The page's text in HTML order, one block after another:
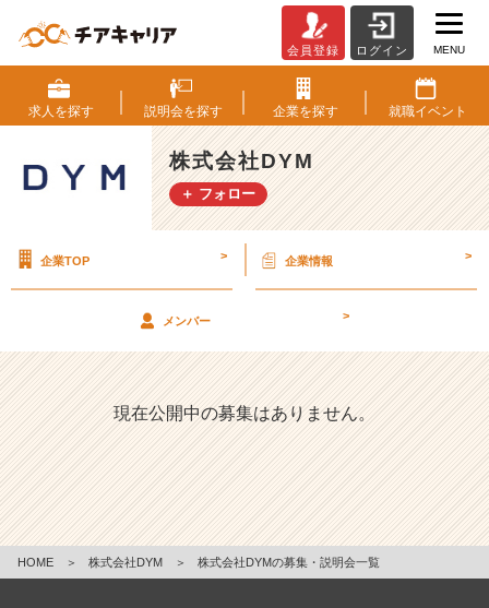
式
会
社
D
Y
M
求
覧
初
任
世
会員登録 ログイン MENU
求人を探す 説明会を探す 企業を探す 就職イベント
株式会社DYM
＋ フォロー
企業TOP > 企業情報 >
メンバー >
現在公開中の募集はありません。
HOME ＞ 株式会社DYM ＞ 株式会社DYMの募集・説明会一覧